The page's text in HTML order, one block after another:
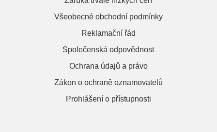
Všeobecné obchodní podmínky
Reklamační řád
Společenská odpovědnost
Ochrana údajů a právo
Zákon o ochraně oznamovatelů
Prohlášení o přístupnosti